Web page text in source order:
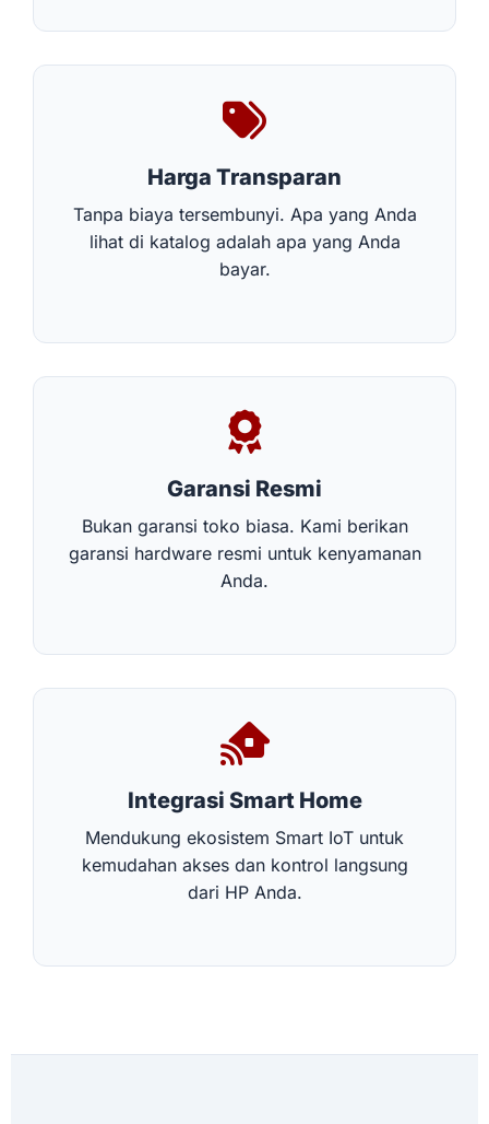
Harga Transparan
Tanpa biaya tersembunyi. Apa yang Anda
lihat di katalog adalah apa yang Anda
bayar.
Garansi Resmi
Bukan garansi toko biasa. Kami berikan
garansi hardware resmi untuk kenyamanan
Anda.
Integrasi Smart Home
Mendukung ekosistem Smart IoT untuk
kemudahan akses dan kontrol langsung
dari HP Anda.